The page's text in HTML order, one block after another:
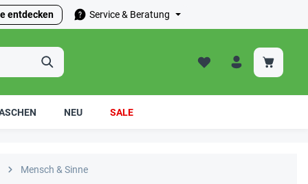
entdecken Service & Beratung
NEU SALE
Mensch & Sinne